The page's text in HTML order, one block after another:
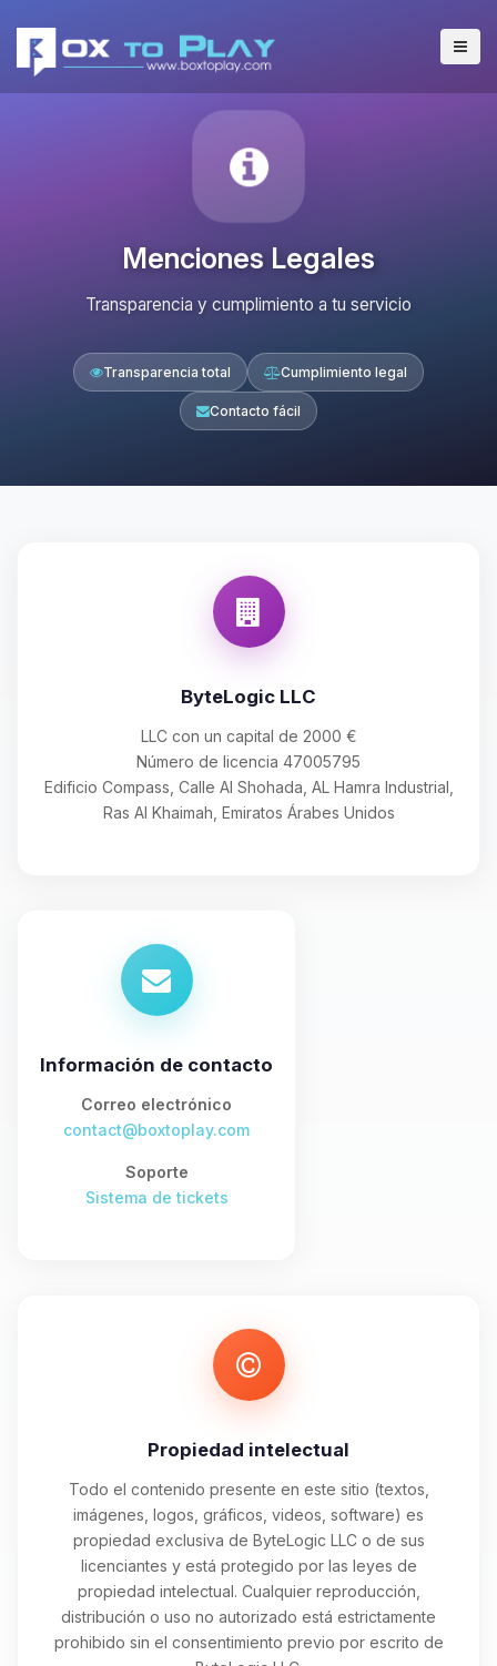
Menciones Legales
Transparencia y cumplimiento a tu servicio
Transparencia total Cumplimiento legal
Contacto fácil
ByteLogic LLC
LLC con un capital de 2000 €
Número de licencia 47005795
Edificio Compass, Calle Al Shohada, AL Hamra Industrial,
Ras Al Khaimah, Emiratos Árabes Unidos
Información de contacto
Correo electrónico
contact@boxtoplay.com
Soporte
Sistema de tickets
Propiedad intelectual
Todo el contenido presente en este sitio (textos,
imágenes, logos, gráficos, videos, software) es
propiedad exclusiva de ByteLogic LLC o de sus
licenciantes y está protegido por las leyes de
propiedad intelectual. Cualquier reproducción,
distribución o uso no autorizado está estrictamente
prohibido sin el consentimiento previo por escrito de
Yupi, por fin alguien con quien
hablar! Soy Choupy, tu pequeno
asistente de BoxToPlay. Cuentame